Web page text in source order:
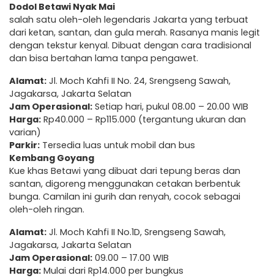
Dodol Betawi Nyak Mai
salah satu oleh-oleh legendaris Jakarta yang terbuat
dari ketan, santan, dan gula merah. Rasanya manis legit
dengan tekstur kenyal. Dibuat dengan cara tradisional
dan bisa bertahan lama tanpa pengawet.
Alamat: Jl. Moch Kahfi II No. 24, Srengseng Sawah,
Jagakarsa, Jakarta Selatan
Jam Operasional: Setiap hari, pukul 08.00 – 20.00 WIB
Harga: Rp40.000 – Rp115.000 (tergantung ukuran dan
varian)
Parkir: Tersedia luas untuk mobil dan bus
Kembang Goyang
Kue khas Betawi yang dibuat dari tepung beras dan
santan, digoreng menggunakan cetakan berbentuk
bunga. Camilan ini gurih dan renyah, cocok sebagai
oleh-oleh ringan.
Alamat: Jl. Moch Kahfi II No.1D, Srengseng Sawah,
Jagakarsa, Jakarta Selatan
Jam Operasional: 09.00 – 17.00 WIB
Harga: Mulai dari Rp14.000 per bungkus